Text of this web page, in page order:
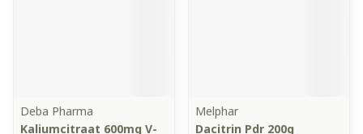
Deba Pharma
Kaliumcitraat 600mg V-
Melphar
Dacitrin Pdr 200g